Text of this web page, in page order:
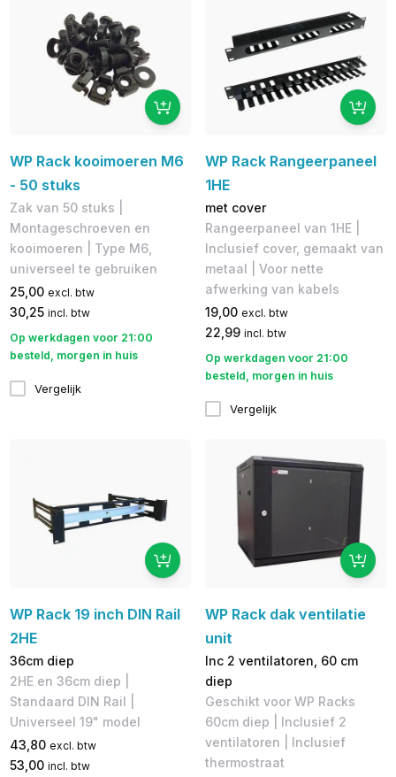
WP Rack kooimoeren M6
- 50 stuks
Zak van 50 stuks |
Montageschroeven en
kooimoeren | Type M6,
universeel te gebruiken
25,00 excl. btw
30,25 incl. btw
Op werkdagen voor 21:00
besteld, morgen in huis
Vergelijk
WP Rack Rangeerpaneel
1HE
met cover
Rangeerpaneel van 1HE |
Inclusief cover, gemaakt van
metaal | Voor nette
afwerking van kabels
19,00 excl. btw
22,99 incl. btw
Op werkdagen voor 21:00
besteld, morgen in huis
Vergelijk
WP Rack 19 inch DIN Rail
2HE
36cm diep
2HE en 36cm diep |
Standaard DIN Rail |
Universeel 19" model
43,80 excl. btw
53,00 incl. btw
WP Rack dak ventilatie
unit
Inc 2 ventilatoren, 60 cm
diep
Geschikt voor WP Racks
60cm diep | Inclusief 2
ventilatoren​ | Inclusief
thermostraat